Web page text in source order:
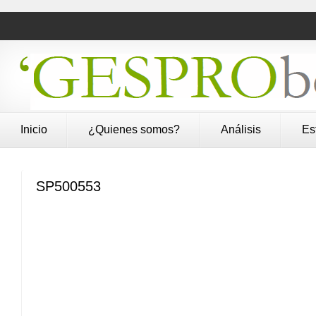
Inicio ¿Quienes somos? Análisis
SP500553